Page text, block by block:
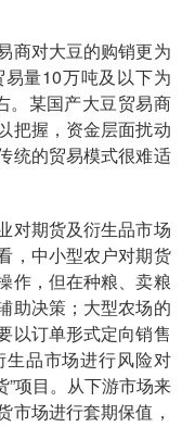
商对大豆的购销更为
量10万吨及以下为
。某国产大豆贸易商
把握，资金层面扰动
统的贸易模式很难适
对期货及衍生品市场
，中小型农户对期货
作，但在种粮、卖粮
助决策；大型农场的
以订单形式定向销售
品市场进行风险对
”项目。从下游市场来
市场进行套期保值，